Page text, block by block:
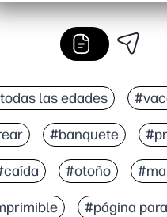
las edades
#banquete
#otoño
#página